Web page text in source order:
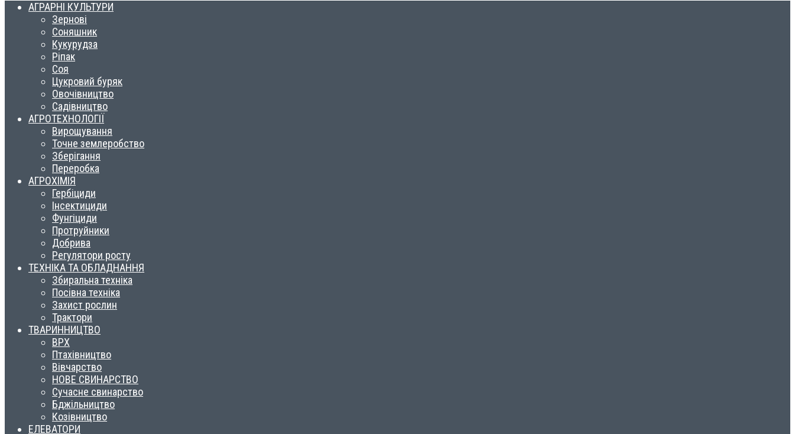
АГРАРНІ КУЛЬТУРИ
Зернові
Соняшник
Кукурудза
Ріпак
Соя
Цукровий буряк
Овочівництво
Садівництво
АГРОТЕХНОЛОГІЇ
Вирощування
Точне землеробство
Зберігання
Переробка
АГРОХІМІЯ
Гербіциди
Інсектициди
Фунгіциди
Протруйники
Добрива
Регулятори росту
ТЕХНІКА ТА ОБЛАДНАННЯ
Збиральна техніка
Посівна техніка
Захист рослин
Трактори
ТВАРИННИЦТВО
ВРХ
Птахівництво
Вівчарство
НОВЕ СВИНАРСТВО
Сучасне свинарство
Бджільництво
Козівництво
ЕЛЕВАТОРИ